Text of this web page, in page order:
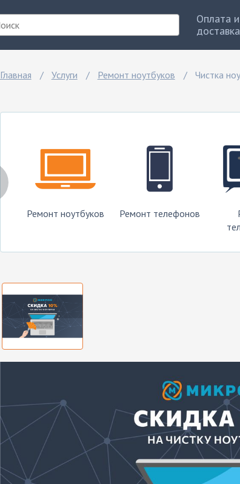
Оплата и
доставка
Главная Услуги Ремонт ноутбуков Чистка
Ремонт ноутбуков Ремонт телефонов